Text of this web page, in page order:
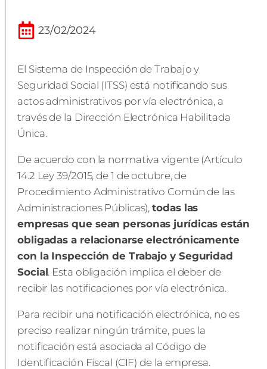
23/02/2024
El Sistema de Inspección de Trabajo y
Seguridad Social (ITSS) está notificando sus
actos administrativos por vía electrónica, a
través de la Dirección Electrónica Habilitada
Única.
De acuerdo con la normativa vigente (Artículo
14.2 Ley 39/2015, de 1 de octubre, de
Procedimiento Administrativo Común de las
Administraciones Públicas),todas las
empresas que sean personas jurídicas están
obligadas a relacionarse electrónicamente
con la Inspección de Trabajo y Seguridad
Social. Esta obligación implica el deber de
recibir las notificaciones por vía electrónica.
Para recibir una notificación electrónica, no es
preciso realizar ningún trámite, pues la
notificación está asociada al Código de
Identificación Fiscal (CIF) de la empresa.